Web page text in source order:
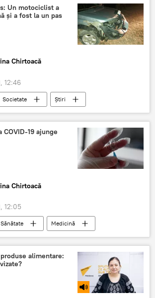
Un motociclist a
și a fost la un pas
Chirtoacă
12:46
Societate
Știri
poliție Hâncești
19 ajunge
Chirtoacă
12:05
Sănătate
Medicină
COVID-19
România alimentare: